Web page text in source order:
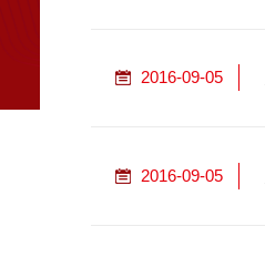
2016-09-05
2016-09-05